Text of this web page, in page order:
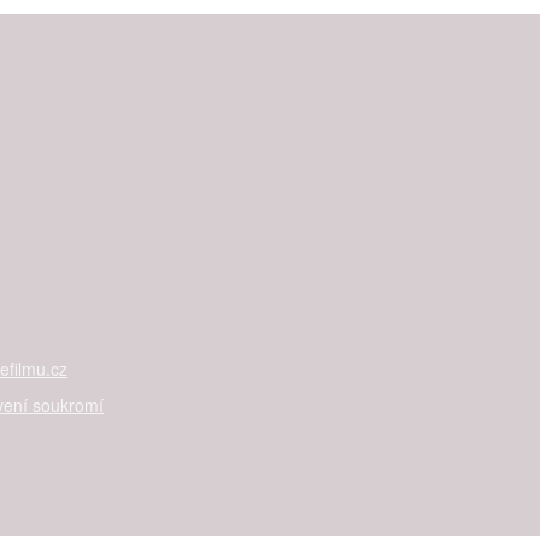
soukromí